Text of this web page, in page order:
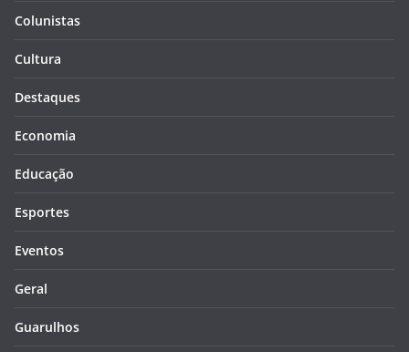
Colunistas
Cultura
Destaques
Economia
Educação
Esportes
Eventos
Geral
Guarulhos